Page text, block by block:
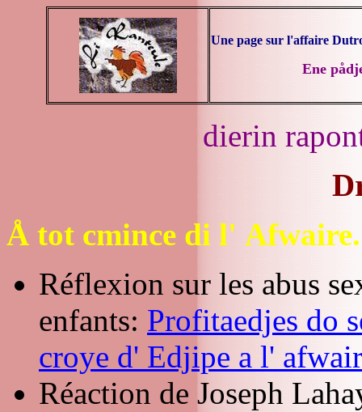
Une page sur l'affaire
Ene
dierin
Å tot cmince di l' Afwaire.
Réflexion sur les abus
enfants: Profitaedjes do
croye d' Edjipe a l'
Réaction de Joseph